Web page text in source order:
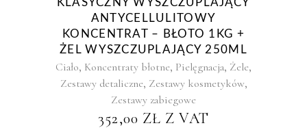
KLASYCZNY WYSZCZUPLAJĄCY
ANTYCELLULITOWY
KONCENTRAT – BŁOTO 1KG +
ŻEL WYSZCZUPLAJĄCY 250ML
Ciało, Koncentraty błotne, Pielęgnacja, Żele,
Zestawy detaliczne, Zestawy kosmetyków,
Zestawy zabiegowe
352,00 ZŁ Z VAT